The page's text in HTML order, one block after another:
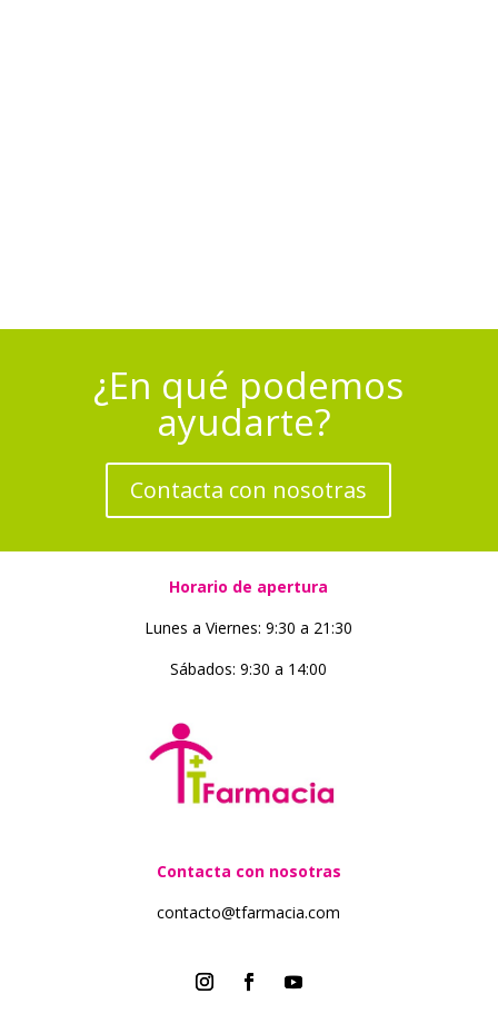
¿En qué podemos
ayudarte?
Contacta con nosotras
Horario de apertura
Lunes a Viernes: 9:30 a 21:30
Sábados: 9:30 a 14:00
Contacta con nosotras
contacto@tfarmacia.com